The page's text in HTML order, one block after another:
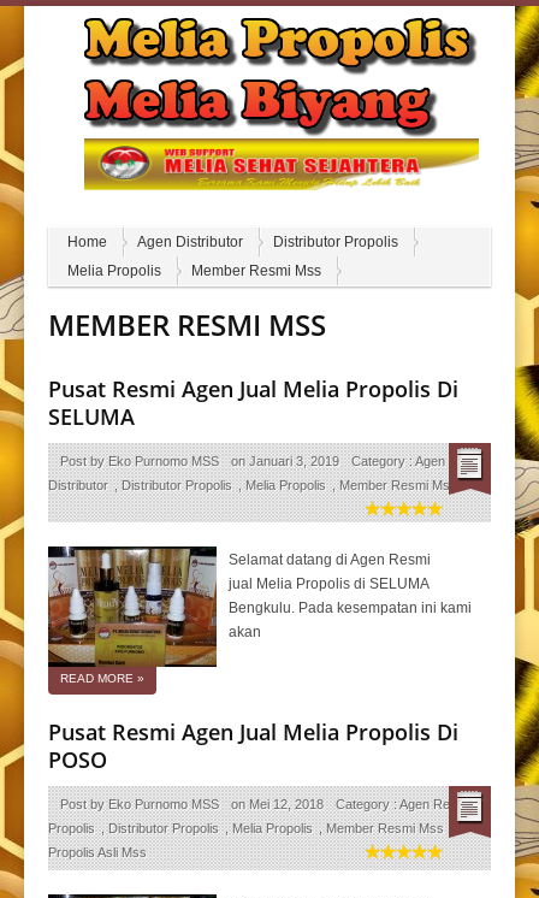
Home Agen Distributor
Distributor Propolis
Melia Propolis
Member Resmi Mss
MEMBER RESMI MSS
Pusat Resmi Agen Jual Melia Propolis Di
SELUMA
Post byEko Purnomo MSS onJanuari 3, 2019 Category :Agen
Distributor ,Distributor Propolis ,Melia Propolis ,Member Resmi Mss
Selamat datang di Agen Resmi
jual Melia Propolis di SELUMA
Bengkulu. Pada kesempatan ini kami
akan
READ MORE »
Pusat Resmi Agen Jual Melia Propolis Di
POSO
Post byEko Purnomo MSS onMei 12, 2018 Category :Agen Resmi
Propolis ,Distributor Propolis ,Melia Propolis ,Member Resmi Mss
Propolis Asli Mss